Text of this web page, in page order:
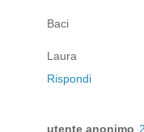
Baci
Laura
Rispondi
utente anonimo